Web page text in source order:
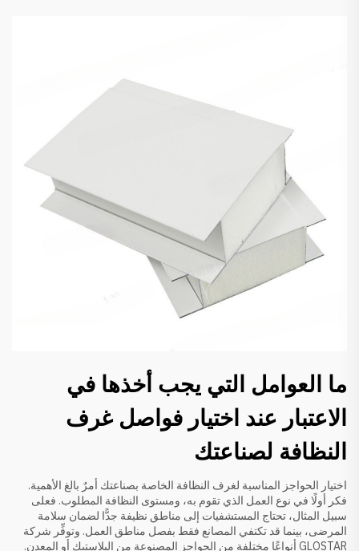
ما العوامل التي يجب أخذها في
الاعتبار عند اختيار فواصل غرف
النظافة لصناعتك
اختيار الحواجز المناسبة لغرف النظافة الخاصة بصناعتك أمرٌ بالغ الأهمية.
فكر أولًا في نوع العمل الذي تقوم به، ومستوى النظافة المطلوب. فعلى
سبيل المثال، تحتاج المستشفيات إلى مناطق نظيفة جدًّا لضمان سلامة
المرضى، بينما قد تكتفي المصانع فقط بفصل مناطق العمل. وتوفِّر شركة
GLOSTAR أنواعًا مختلفة من الحواجز المصنوعة من البلاستيك أو المعدن.